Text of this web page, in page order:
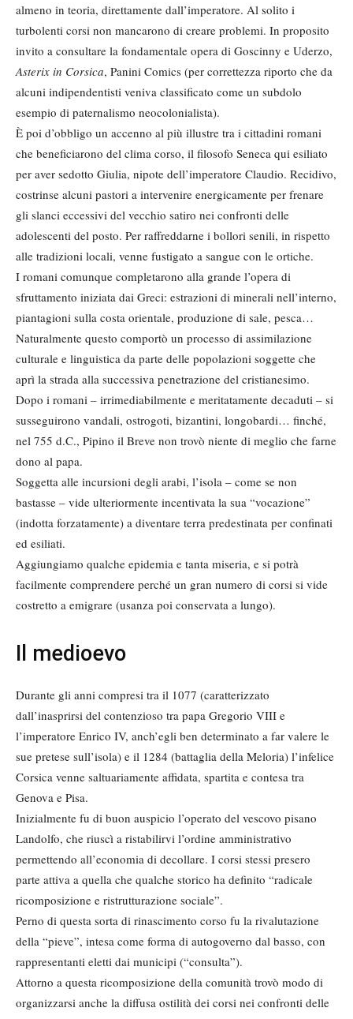
almeno in teoria, direttamente dall’imperatore. Al solito i
turbolenti corsi non mancarono di creare problemi. In proposito
invito a consultare la fondamentale opera di Goscinny e Uderzo,
Asterix in Corsica, Panini Comics (per correttezza riporto che da
alcuni indipendentisti veniva classificato come un subdolo
esempio di paternalismo neocolonialista).
È poi d’obbligo un accenno al più illustre tra i cittadini romani
che beneficiarono del clima corso, il filosofo Seneca qui esiliato
per aver sedotto Giulia, nipote dell’imperatore Claudio. Recidivo,
costrinse alcuni pastori a intervenire energicamente per frenare
gli slanci eccessivi del vecchio satiro nei confronti delle
adolescenti del posto. Per raffreddarne i bollori senili, in rispetto
alle tradizioni locali, venne fustigato a sangue con le ortiche.
I romani comunque completarono alla grande l’opera di
sfruttamento iniziata dai Greci: estrazioni di minerali nell’interno,
piantagioni sulla costa orientale, produzione di sale, pesca…
Naturalmente questo comportò un processo di assimilazione
culturale e linguistica da parte delle popolazioni soggette che
aprì la strada alla successiva penetrazione del cristianesimo.
Dopo i romani – irrimediabilmente e meritatamente decaduti – si
susseguirono vandali, ostrogoti, bizantini, longobardi… finché,
nel 755 d.C., Pipino il Breve non trovò niente di meglio che farne
dono al papa.
Soggetta alle incursioni degli arabi, l’isola – come se non
bastasse – vide ulteriormente incentivata la sua “vocazione”
(indotta forzatamente) a diventare terra predestinata per confinati
ed esiliati.
Aggiungiamo qualche epidemia e tanta miseria, e si potrà
facilmente comprendere perché un gran numero di corsi si vide
costretto a emigrare (usanza poi conservata a lungo).
Il medioevo
Durante gli anni compresi tra il 1077 (caratterizzato
dall’inasprirsi del contenzioso tra papa Gregorio VIII e
l’imperatore Enrico IV, anch’egli ben determinato a far valere le
sue pretese sull’isola) e il 1284 (battaglia della Meloria) l’infelice
Corsica venne saltuariamente affidata, spartita e contesa tra
Genova e Pisa.
Inizialmente fu di buon auspicio l’operato del vescovo pisano
Landolfo, che riuscì a ristabilirvi l’ordine amministrativo
permettendo all’economia di decollare. I corsi stessi presero
parte attiva a quella che qualche storico ha definito “radicale
ricomposizione e ristrutturazione sociale”.
Perno di questa sorta di rinascimento corso fu la rivalutazione
della “pieve”, intesa come forma di autogoverno dal basso, con
rappresentanti eletti dai municipi (“consulta”).
Attorno a questa ricomposizione della comunità trovò modo di
organizzarsi anche la diffusa ostilità dei corsi nei confronti delle